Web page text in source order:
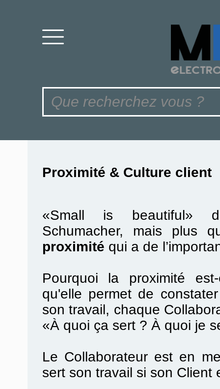
Proximité & Culture client
«Small is beautiful»
Schumacher, mais plus
proximité qui a de
Pourquoi la proximité
qu'elle permet de
son travail, chaque
«À quoi ça sert ? À quoi je
Le Collaborateur est en
sert son travail si son Client